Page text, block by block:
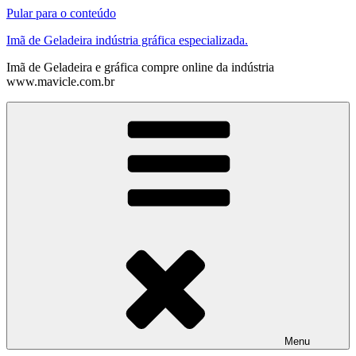
Pular para o conteúdo
Imã de Geladeira indústria gráfica especializada.
Imã de Geladeira e gráfica compre online da indústria
www.mavicle.com.br
Menu